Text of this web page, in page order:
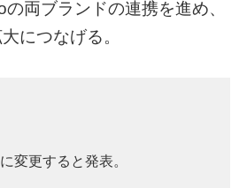
両ブランドの連携を進め、
につなげる。
変更すると発表。